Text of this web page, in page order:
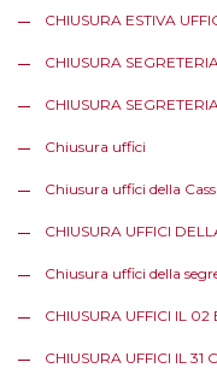
CHIUSURA ESTIVA
CHIUSURA SEGRETERIA
CHIUSURA
Chiusura uffici
Chiusura uffici della
CHIUSURA UFFICI
Chiusura uffici della
CHIUSURA UFFICI IL
CHIUSURA UFFICI IL 31